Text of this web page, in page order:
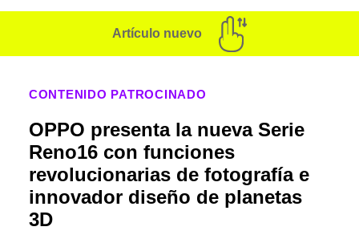
Artículo nuevo
CONTENIDO PATROCINADO
OPPO presenta la nueva Serie
Reno16 con funciones
revolucionarias de fotografía e
innovador diseño de planetas
3D